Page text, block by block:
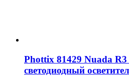
Phottix 81429 Nuada
светодиодный